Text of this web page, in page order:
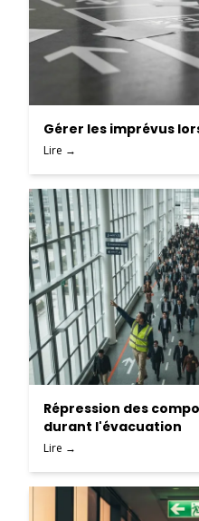
Gérer les imprévus
Lire →
Répression des
durant l'évacuation
Lire →